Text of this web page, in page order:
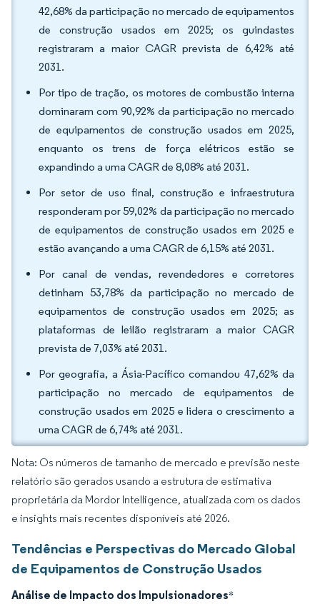
42,68% da participação no mercado de equipamentos
de construção usados em 2025; os guindastes
registraram a maior CAGR prevista de 6,42% até
2031.
Por tipo de tração, os motores de combustão interna
dominaram com 90,92% da participação no mercado
de equipamentos de construção usados em 2025,
enquanto os trens de força elétricos estão se
expandindo a uma CAGR de 8,08% até 2031.
Por setor de uso final, construção e infraestrutura
responderam por 59,02% da participação no mercado
de equipamentos de construção usados em 2025 e
estão avançando a uma CAGR de 6,15% até 2031.
Por canal de vendas, revendedores e corretores
detinham 53,78% da participação no mercado de
equipamentos de construção usados em 2025; as
plataformas de leilão registraram a maior CAGR
prevista de 7,03% até 2031.
Por geografia, a Ásia-Pacífico comandou 47,62% da
participação no mercado de equipamentos de
construção usados em 2025 e lidera o crescimento a
uma CAGR de 6,74% até 2031.
Nota: Os números de tamanho de mercado e previsão neste
relatório são gerados usando a estrutura de estimativa
proprietária da Mordor Intelligence, atualizada com os dados
e insights mais recentes disponíveis até 2026.
Tendências e Perspectivas do Mercado Global
de Equipamentos de Construção Usados
Análise de Impacto dos Impulsionadores*